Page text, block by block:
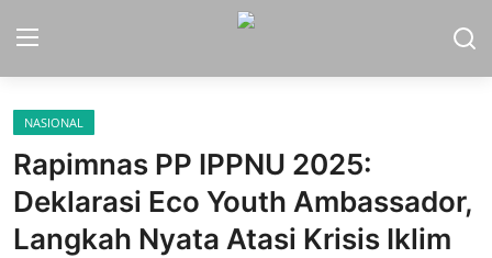
Home
Sport
Nasional
NASIONAL
Rapimnas PP IPPNU 2025:
Deklarasi Eco Youth Ambassador,
Langkah Nyata Atasi Krisis Iklim